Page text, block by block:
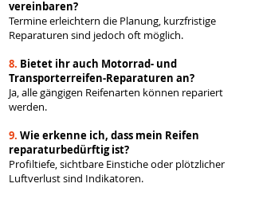
vereinbaren?
Termine erleichtern die Planung, kurzfristige
Reparaturen sind jedoch oft möglich.
8. Bietet ihr auch Motorrad- und
Transporterreifen-Reparaturen an?
Ja, alle gängigen Reifenarten können repariert
werden.
9. Wie erkenne ich, dass mein Reifen
reparaturbedürftig ist?
Profiltiefe, sichtbare Einstiche oder plötzlicher
Luftverlust sind Indikatoren.